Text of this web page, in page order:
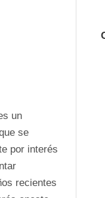
un
se
por interés
recientes